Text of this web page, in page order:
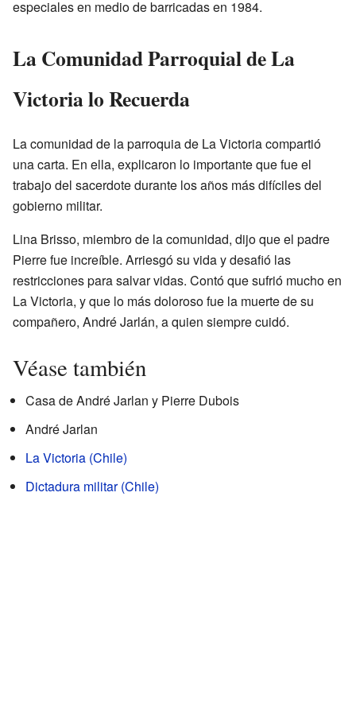
especiales en medio de barricadas en 1984.
La Comunidad Parroquial de La
Victoria lo Recuerda
La comunidad de la parroquia de La Victoria compartió
una carta. En ella, explicaron lo importante que fue el
trabajo del sacerdote durante los años más difíciles del
gobierno militar.
Lina Brisso, miembro de la comunidad, dijo que el padre
Pierre fue increíble. Arriesgó su vida y desafió las
restricciones para salvar vidas. Contó que sufrió mucho en
La Victoria, y que lo más doloroso fue la muerte de su
compañero, André Jarlán, a quien siempre cuidó.
Véase también
Casa de André Jarlan y Pierre Dubois
André Jarlan
La Victoria (Chile)
Dictadura militar (Chile)